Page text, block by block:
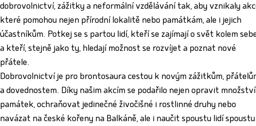
dobrovolnictví, zážitky a neformální vzdělávání tak, aby vznikaly
které pomohou nejen přírodní lokalitě nebo památkám, ale i jejich
účastníkům. Potkej se s partou lidí, kteří se zajímají o svět kolem
a kteří, stejně jako ty, hledají možnost se rozvíjet a poznat nové
přátele.
Dobrovolnictví je pro brontosaura cestou k novým zážitkům,
a dovednostem. Díky našim akcím se podařilo nejen opravit množství
památek, ochraňovat jedinečné živočišné i rostlinné druhy nebo
navázat na české kořeny na Balkáně, ale i naučit spoustu lidí spoustu